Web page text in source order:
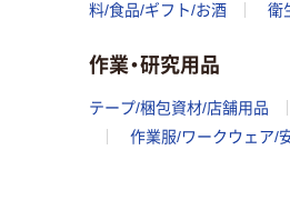
料/食品/ギフト/お酒
衛
作業・研究用品
テープ/梱包資材/店舗用品
作業服/ワークウェア/